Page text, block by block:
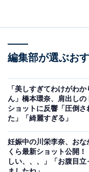
編集部が選ぶお
「美しすぎてわけがわか
ん」橋本環奈、肩出しの
ショットに反響「圧倒さ
た」「綺麗すぎる」
妊娠中の川栄李奈、おな
くら最新ショット公開！
しい、、、」「お腹目立